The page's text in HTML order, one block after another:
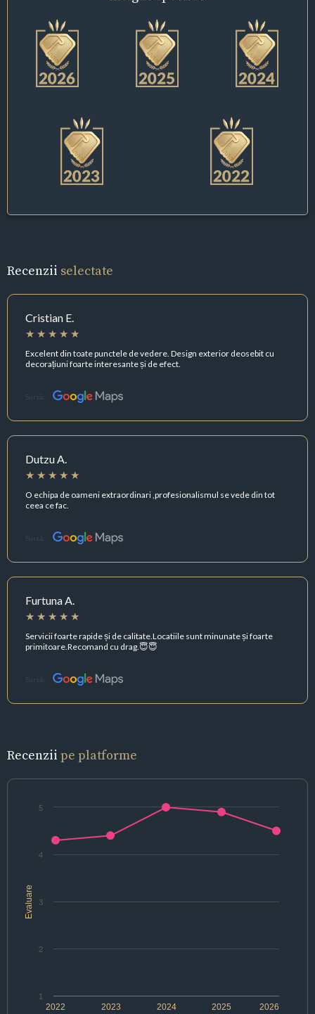
Recenzii selectate
Cristian E.
Excelent din toate punctele de vedere. Design exterior deosebit cu
decorațiuni foarte interesante și de efect.
Sursă:
Dutzu A.
O echipa de oameni extraordinari ,profesionalismul se vede din tot
ceea ce fac.
Sursă:
Furtuna A.
Servicii foarte rapide și de calitate.Locatiile sunt minunate și foarte
primitoare.Recomand cu drag.😇😇
Sursă:
Recenzii pe platforme
Evaluare
2022 2024 2026
2023 2025
1
2
3
4
5